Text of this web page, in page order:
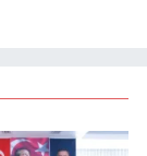
ve spor
Ayrıca Yeni